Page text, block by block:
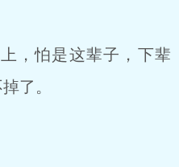
，怕是这辈子，下辈
了。